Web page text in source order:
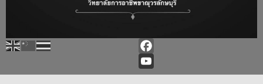
Facebook
YouTube